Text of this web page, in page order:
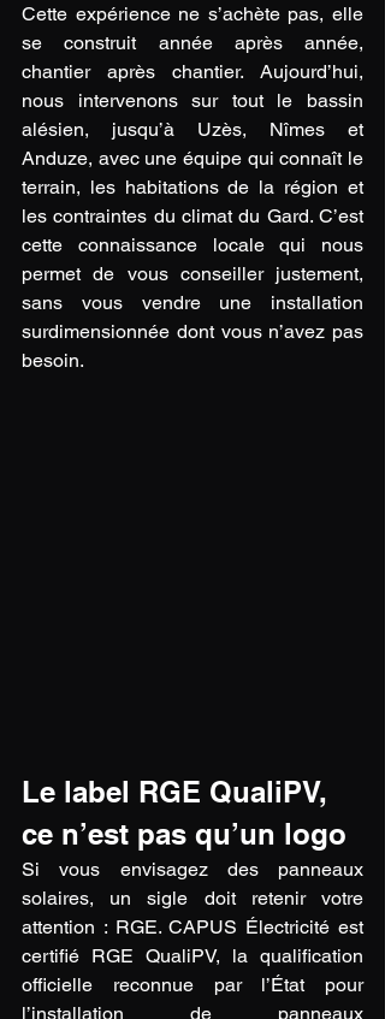
Cette expérience ne s’achète pas, elle
se construit année après année,
chantier après chantier. Aujourd’hui,
nous intervenons sur tout le bassin
alésien, jusqu’à Uzès, Nîmes et
Anduze, avec une équipe qui connaît le
terrain, les habitations de la région et
les contraintes du climat du Gard. C’est
cette connaissance locale qui nous
permet de vous conseiller justement,
sans vous vendre une installation
surdimensionnée dont vous n’avez pas
besoin.
Le label RGE QualiPV,
ce n’est pas qu’un logo
Si vous envisagez des panneaux
solaires, un sigle doit retenir votre
attention : RGE. CAPUS Électricité est
certifié RGE QualiPV, la qualification
officielle reconnue par l’État pour
l’installation de panneaux